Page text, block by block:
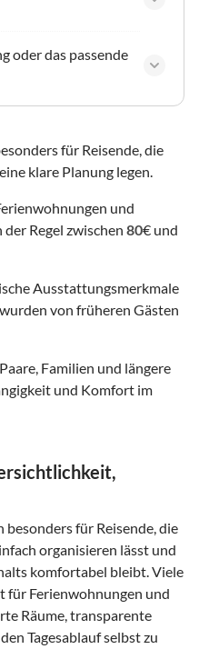
oder das passende
für Reisende, die
klare Planung legen.
und
Regel zwischen 80€ und
Ausstattungsmerkmale
von früheren Gästen
Familien und längere
und Komfort im
besonders für Reisende, die
organisieren lässt und
komfortabel bleibt. Viele
für Ferienwohnungen und
Räume, transparente
Tagesablauf selbst zu